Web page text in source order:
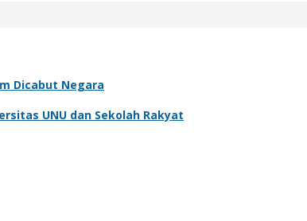
Dicabut Negara
UNU dan Sekolah Rakyat